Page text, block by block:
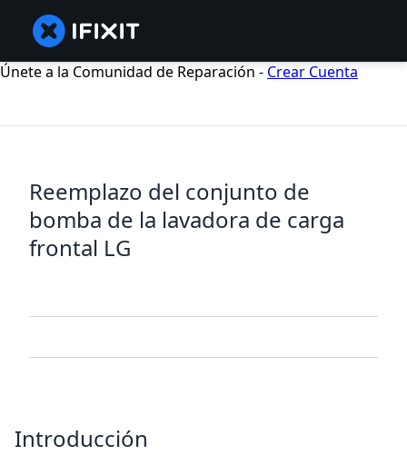
Únete a la Comunidad de Reparación - Crear Cuenta
Reemplazo del conjunto de
bomba de la lavadora de carga
frontal LG
Introducción